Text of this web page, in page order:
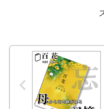
いるんだろう。学生時代を
一度思い出して、そして
の幹事の方に読んで欲し